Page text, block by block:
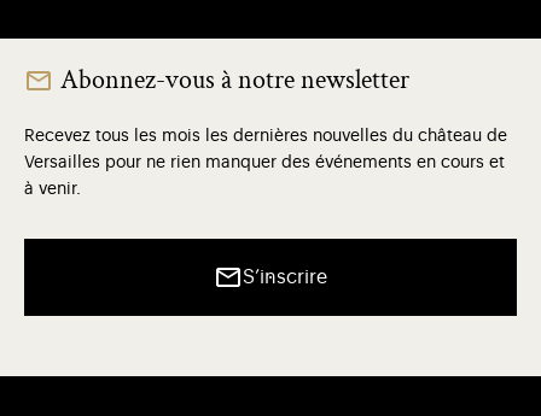
Abonnez-vous à notre newsletter
Recevez tous les mois les dernières nouvelles du château de
Versailles pour ne rien manquer des événements en cours et
à venir.
S’inscrire